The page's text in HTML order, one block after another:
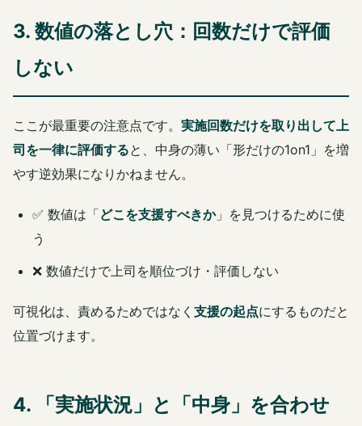
3. 数値の落とし穴：回数だけで評価
しない
ここが最重要の注意点です。 実施回数だけを取り出して上
司を一律に評価すると、中身の薄い「形だけの1on1」を増
やす逆効果になりかねません。
✅ 数値は「どこを支援すべきか」を見つけるために使
う
❌ 数値だけで上司を順位づけ・評価しない
可視化は、責めるためではなく 支援の起点にするものだと
位置づけます。
4. 「実施状況」と「中身」を合わせ